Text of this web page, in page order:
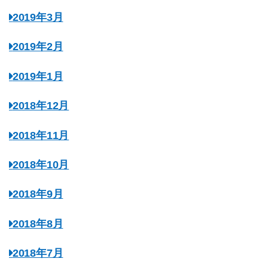
2019年3月
2019年2月
2019年1月
2018年12月
2018年11月
2018年10月
2018年9月
2018年8月
2018年7月